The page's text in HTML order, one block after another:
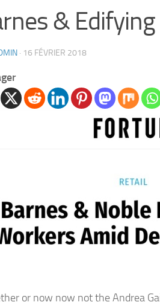
& Edifying
· 16 FÉVRIER 2018
or now now not theAndrea